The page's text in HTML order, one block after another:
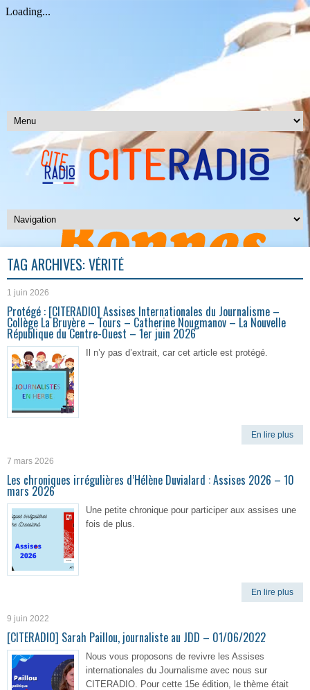
TAG ARCHIVES:VÉRITÉ
1 juin 2026
Protégé : [CITERADIO] Assises Internationales du Journalisme –
Collège La Bruyère – Tours – Catherine Nougmanov – La Nouvelle
République du Centre-Ouest – 1er juin 2026
Il n’y pas d’extrait, car cet article est protégé.
En lire plus
7 mars 2026
Les chroniques irrégulières d’Hélène Duvialard : Assises 2026 – 10
mars 2026
Une petite chronique pour participer aux assises une
fois de plus.
En lire plus
9 juin 2022
[CITERADIO] Sarah Paillou, journaliste au JDD – 01/06/2022
Nous vous proposons de revivre les Assises
internationales du Journalisme avec nous sur
CITERADIO. Pour cette 15e édition, le thème était